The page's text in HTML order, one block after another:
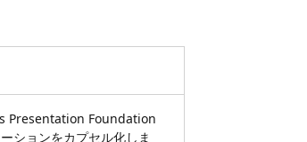
Presentation Foundation
ションをカプセル化しま